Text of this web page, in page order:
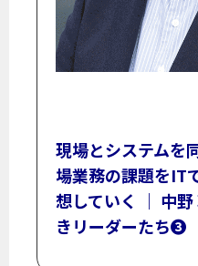
現場とシステムを
場業務の課題をIT
想していく ｜ 中
きリーダーたち❸